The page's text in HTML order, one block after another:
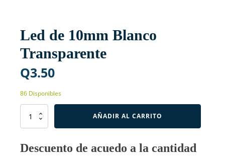
Led de 10mm Blanco
Transparente
Q3.50
86 Disponibles
Led
Transparente
AÑADIR AL CARRITO
Descuento de acuedo a la cantidad